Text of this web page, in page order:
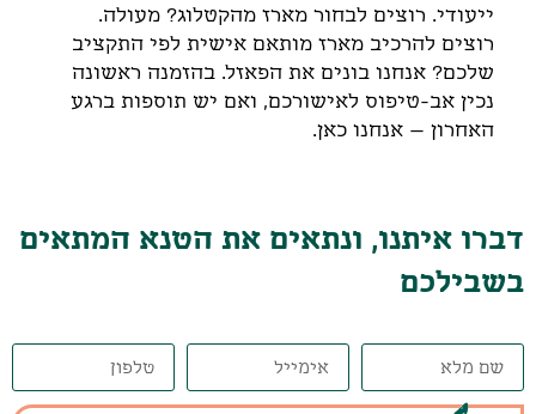
ייעודי. רוצים לבחור מארז מהקטלוג? מעולה.
רוצים להרכיב מארז מותאם אישית לפי התקציב
שלכם? אנחנו בונים את הפאזל. בהזמנה ראשונה
נכין אב-טיפוס לאישורכם, ואם יש תוספות ברגע
האחרון – אנחנו כאן.
דברו איתנו, ונתאים את הטנא המתאים
בשבילכם